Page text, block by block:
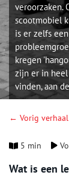
veroorzaken.
scootmobiel
is er zelfs
kregen
zijn er in heel
vinden, aan
← Vorig verhaal
5 min
Wat is een